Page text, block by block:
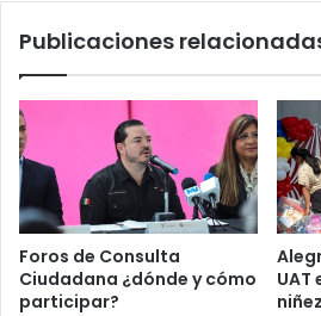
Publicaciones
Foros de Consulta
Ciudadana ¿dónde y cómo
participar?